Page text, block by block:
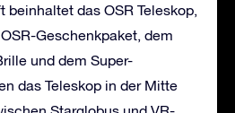
beinhaltet das OSR Teleskop,
Geschenkpaket, dem
und dem Super-
das Teleskop in der Mitte